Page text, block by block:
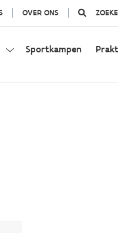
OVER ONS
Sportkampen